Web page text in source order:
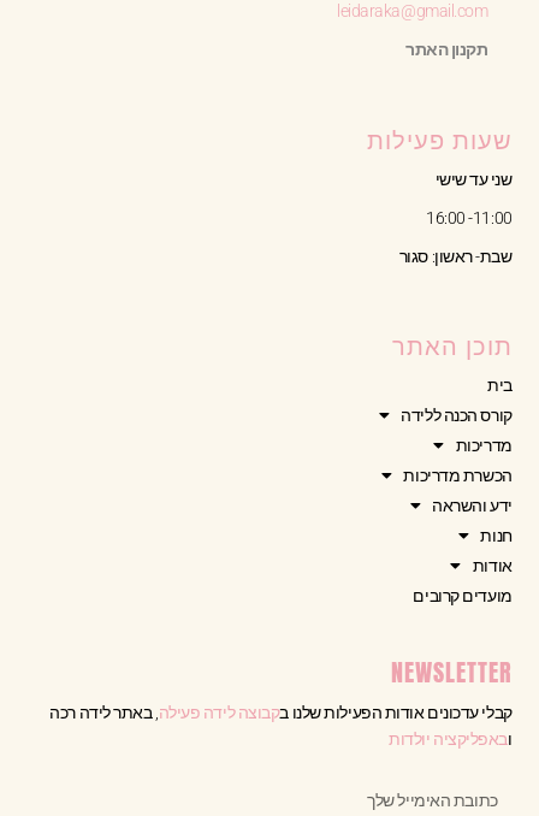
leidaraka@gmail.com
תקנון האתר
שעות פעילות
שני עד שישי
11:00- 16:00
שבת- ראשון: סגור
תוכן האתר
בית
קורס הכנה ללידה
מדריכות
הכשרת מדריכות
ידע והשראה
חנות
אודות
מועדים קרובים
NEWSLETTER
קבלי עדכונים אודות הפעילות שלנו בקבוצה לידה פעילה, באתר לידה רכה
ובאפליקציה יולדות